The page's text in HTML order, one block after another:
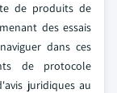
de produits de
des essais
dans ces
de protocole
juridiques au